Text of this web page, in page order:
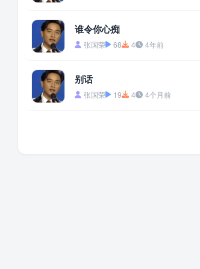
谁令你心痴
张国荣 68 4 4年前
别话
张国荣 19 4 4个月前